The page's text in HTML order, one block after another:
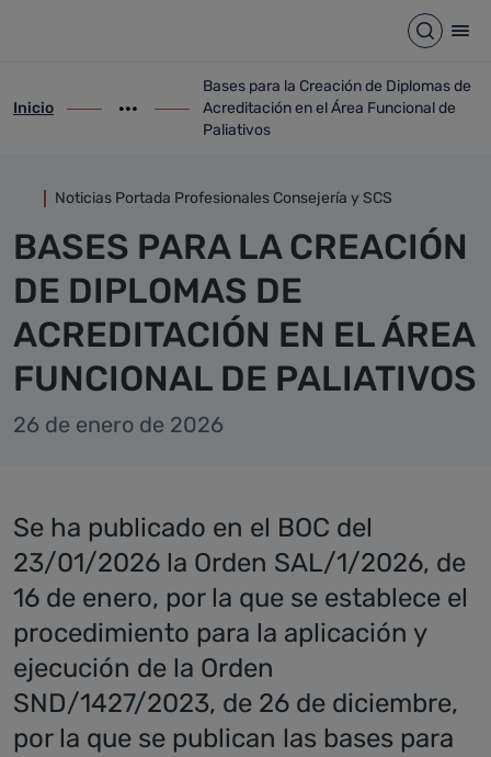
Abrir
ir-a inicio
Inicio
Mostrar opciones del camino de migas
ir-a Bases para la Creación de
Bases para la Creación de Diplomas de
Acreditación en el Área Funcional de
Paliativos
Noticias Portada Profesionales Consejería y SCS
BASES PARA LA CREACIÓN
DE DIPLOMAS DE
ACREDITACIÓN EN EL ÁREA
FUNCIONAL DE PALIATIVOS
26 de enero de 2026
Se ha publicado en el BOC del
23/01/2026 la Orden SAL/1/2026, de
16 de enero, por la que se establece el
procedimiento para la aplicación y
ejecución de la Orden
SND/1427/2023, de 26 de diciembre,
por la que se publican las bases para